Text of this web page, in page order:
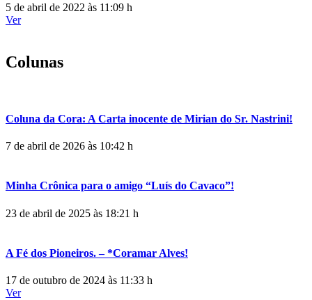
5 de abril de 2022 às 11:09 h
Ver
Colunas
Coluna da Cora: A Carta inocente de Mirian do Sr. Nastrini!
7 de abril de 2026 às 10:42 h
Minha Crônica para o amigo “Luís do Cavaco”!
23 de abril de 2025 às 18:21 h
A Fé dos Pioneiros. – *Coramar Alves!
17 de outubro de 2024 às 11:33 h
Ver